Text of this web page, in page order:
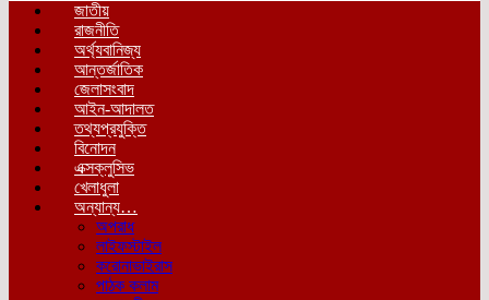
জাতীয়
রাজনীতি
অর্থ্যবানিজ্য
আন্তর্জাতিক
জেলাসংবাদ
আইন-আদালত
তথ্যপ্রযুক্তি
বিনোদন
এক্সক্লুসিভ
খেলাধুলা
অন্যান্য…
অপরাধ
লাইফস্টাইল
করোনাভাইরাস
পাঠক কলাম